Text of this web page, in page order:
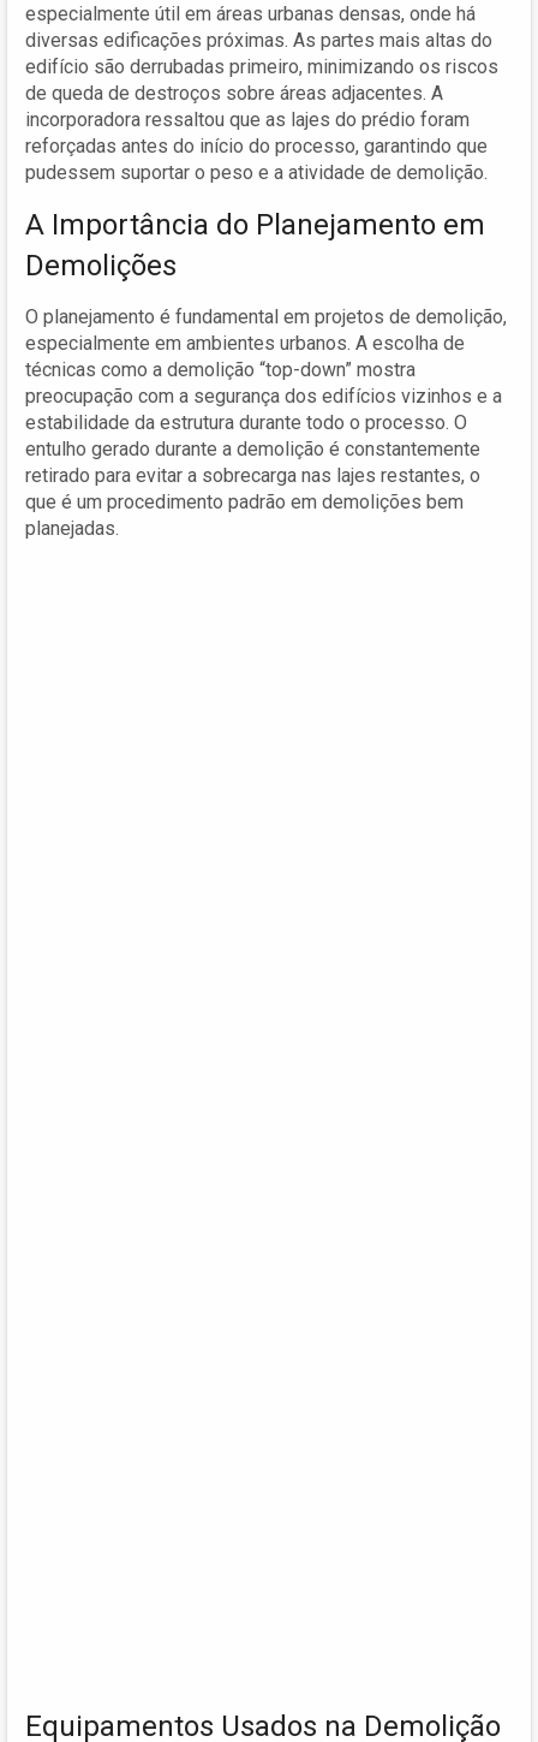
especialmente útil em áreas urbanas densas, onde há
diversas edificações próximas. As partes mais altas do
edifício são derrubadas primeiro, minimizando os riscos
de queda de destroços sobre áreas adjacentes. A
incorporadora ressaltou que as lajes do prédio foram
reforçadas antes do início do processo, garantindo que
pudessem suportar o peso e a atividade de demolição.
A Importância do Planejamento em
Demolições
O planejamento é fundamental em projetos de demolição,
especialmente em ambientes urbanos. A escolha de
técnicas como a demolição “top-down” mostra
preocupação com a segurança dos edifícios vizinhos e a
estabilidade da estrutura durante todo o processo. O
entulho gerado durante a demolição é constantemente
retirado para evitar a sobrecarga nas lajes restantes, o
que é um procedimento padrão em demolições bem
planejadas.
Equipamentos Usados na Demolição